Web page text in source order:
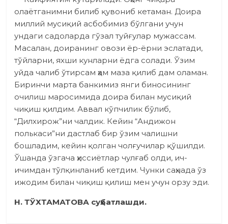
олаётганимни билиб қувониб кетаман. Доира
миллий мусиқий асбобимиз бўлгани учун
ундаги садоларда гўзал туйғулар мужассам.
Масалан, доиранинг овози ёр-ёрни эслатади,
тўйларни, яхши кунларни ёдга солади. Ўзим
уйда чалиб ўтирсам ҳам маза қилиб дам оламан.
Биринчи марта банкимиз янги биносининг
очилиш маросимида доира билан мусиқий
чиқиш қилдим. Аввал кўпчилик бўлиб,
“Дилхирож”ни чалдик. Ке­йин “Андижон
полькаси”ни дастлаб бир ўзим чалишни
бошладим, ке­йин қолган чолғучилар қўшилди.
Ўшанда ўзгача ҳиссиётлар чулғаб олди, ич-
ичимдан тўлқинланиб кетдим. Чунки саҳнада ўз
ижодим билан чиқиш қилиш мен учун орзу эди.
Н. ТЎХТАМАТОВА суҳбатлашди.